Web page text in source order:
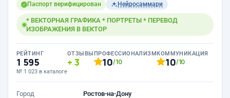
Паспорт верифицирован Нейросаммари
* ВЕКТОРНАЯ ГРАФИКА * ПОРТРЕТЫ * ПЕРЕВОД
ИЗОБРАЖЕНИЯ В ВЕКТОР
РЕЙТИНГ
1 595
№ 1 023 в каталоге
ОТЗЫВЫ
3
ПРОФЕССИОНАЛИЗМ
10/10
КОММУНИКАЦИЯ
10/10
Город
Ростов-на-Дону